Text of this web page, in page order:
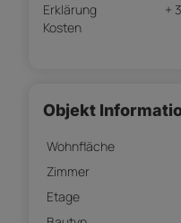
Erklärung
Kosten
+
Objekt
Wohnfläche
Zimmer
Etage